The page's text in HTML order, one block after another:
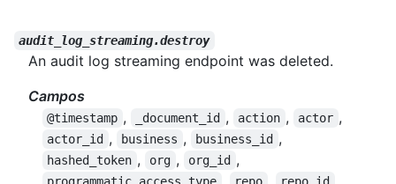
audit_log_streaming.destroy
An audit log streaming endpoint was deleted.
Campos
@timestamp , _document_id , action , actor ,
actor_id , business , business_id ,
hashed_token , org , org_id ,